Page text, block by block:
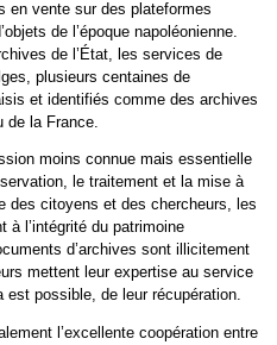
en vente sur des plateformes
de l’époque napoléonienne.
de l’État, les services de
plusieurs centaines de
et identifiés comme des archives
de la France.
moins connue mais essentielle
le traitement et la mise à
des citoyens et des chercheurs, les
à l’intégrité du patrimoine
d’archives sont illicitement
mettent leur expertise au service
possible, de leur récupération.
l’excellente coopération entre